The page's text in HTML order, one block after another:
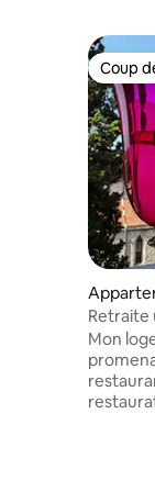
Coup
Coup
Retraite
Mon